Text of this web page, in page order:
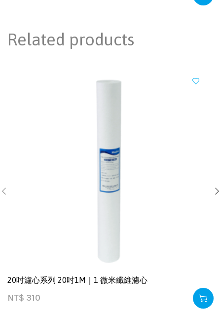
Related products
20吋濾心系列 20吋1M｜1 微米纖維濾心
NT$ 310